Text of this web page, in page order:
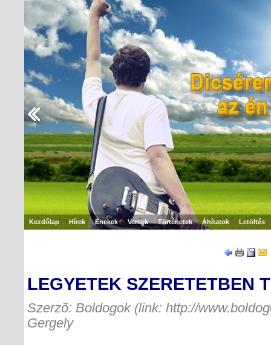
Kezdőlap Hírek Énekek Versek Történetek Áhítatok Letöltés
LEGYETEK SZERETETBEN
Szerzõ: Boldogok (link: http://
Gergely